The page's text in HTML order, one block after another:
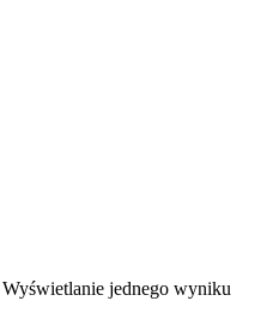
Wyświetlanie jednego wyniku